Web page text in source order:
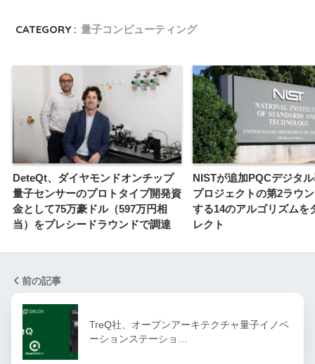
CATEGORY : 量子コンピューティング
DeteQt、ダイヤモンドオンチップ
量子センサーのプロトタイプ開発資
金として75万豪ドル（597万円相
当）をプレシードラウンドで調達
NISTが追加PQCデジタ
プロジェクトの第2ラウ
する14のアルゴリズムを
レクト
前の記事
TreQ社、オープンアーキテクチャ量子イノベ
ーションステーショ…